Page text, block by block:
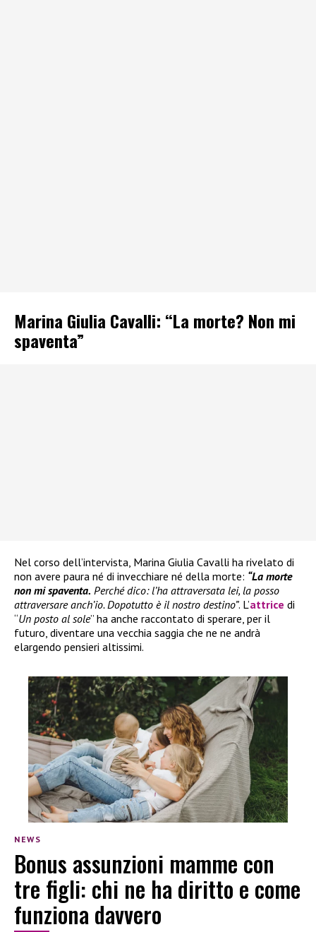
Marina Giulia Cavalli: “La morte? Non mi
spaventa”
Nel corso dell’intervista, Marina Giulia Cavalli ha rivelato di
non avere paura né di invecchiare né della morte: “La morte
non mi spaventa. Perché dico: l’ha attraversata lei, la posso
attraversare anch’io. Dopotutto è il nostro destino”. L’attrice di
“Un posto al sole” ha anche raccontato di sperare, per il
futuro, diventare una vecchia saggia che ne ne andrà
elargendo pensieri altissimi.
NEWS
Bonus assunzioni mamme con
tre figli: chi ne ha diritto e come
funziona davvero